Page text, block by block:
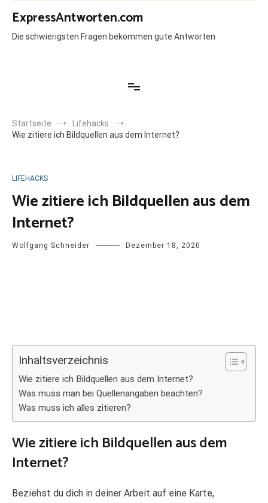
Zum
Inhalt
springen
ExpressAntworten.com
Die schwierigsten Fragen bekommen gute Antworten
Startseite
Lifehacks
Wie zitiere ich Bildquellen aus dem Internet?
LIFEHACKS
Wie zitiere ich Bildquellen aus dem
Internet?
Wolfgang Schneider Dezember 18, 2020
Inhaltsverzeichnis
Wie zitiere ich Bildquellen aus dem Internet?
Was muss man bei Quellenangaben beachten?
Was muss ich alles zitieren?
Wie zitiere ich Bildquellen aus dem
Internet?
Beziehst du dich in deiner Arbeit auf eine Karte,